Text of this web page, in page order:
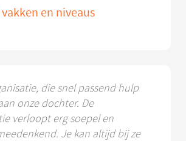
en niveaus
die snel passend hulp
onze dochter. De
verloopt erg soepel en
Je kan altijd bij ze